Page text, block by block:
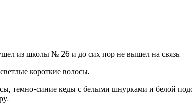
из школы № 26 и до сих пор не вышел на связь.
короткие волосы.
темно-синие кеды с белыми шнурками и белой